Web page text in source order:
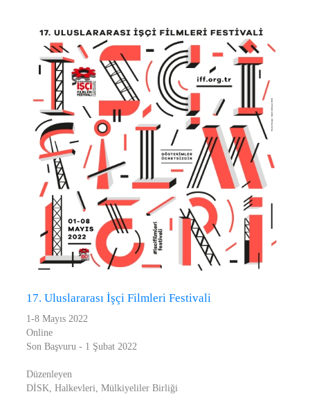
17. Uluslararası İşçi Filmleri Festivali
1-8 Mayıs 2022
Online
Son Başvuru - 1 Şubat 2022
Düzenleyen
DİSK, Halkevleri, Mülkiyeliler Birliği